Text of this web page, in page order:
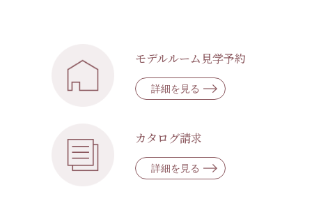
モデルルーム見学予約
詳細を見る
カタログ請求
詳細を見る